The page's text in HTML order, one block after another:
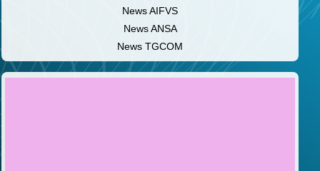
News AIFVS
News ANSA
News TGCOM